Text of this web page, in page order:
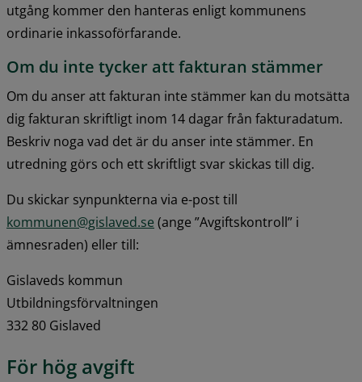
utgång kommer den hanteras enligt kommunens
ordinarie inkassoförfarande.
Om du inte tycker att fakturan stämmer
Om du anser att fakturan inte stämmer kan du motsätta
dig fakturan skriftligt inom 14 dagar från fakturadatum.
Beskriv noga vad det är du anser inte stämmer. En
utredning görs och ett skriftligt svar skickas till dig.
kommunen@gislaved.se (ange ”Avgiftskontroll” i
ämnesraden) eller till:
Gislaveds kommun
Utbildningsförvaltningen
332 80 Gislaved
För hög avgift